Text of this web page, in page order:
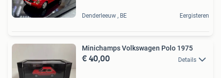
Denderleeuw , BE Eergisteren
Minichamps Volkswagen Polo 1975
€ 40,00 Details